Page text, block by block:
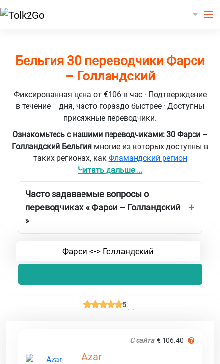
Бельгия 30 переводчики Фарси
– Голландский
Фиксированная цена от €106 в час · Подтверждение
в течение 1 дня, часто гораздо быстрее · Доступны
присяжные переводчики.
Ознакомьтесь с нашими переводчиками: 30 Фарси –
Голландский Бельгия многие из которых доступны в
таких регионах, как Фламандский регион
Читать дальше ...
Часто задаваемые вопросы о
переводчиках « Фарси – Голландский
»
Фарси <-> Голландский
5
С сайта € 106.40
Azar